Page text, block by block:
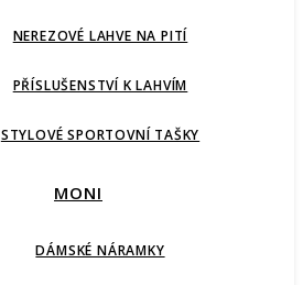
NEREZOVÉ LAHVE NA PITÍ
PŘÍSLUŠENSTVÍ K LAHVÍM
STYLOVÉ SPORTOVNÍ TAŠKY
MONI
DÁMSKÉ NÁRAMKY